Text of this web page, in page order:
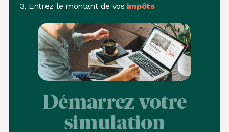
Entrez le montant de vos impôts
Démarrez votre
simulation